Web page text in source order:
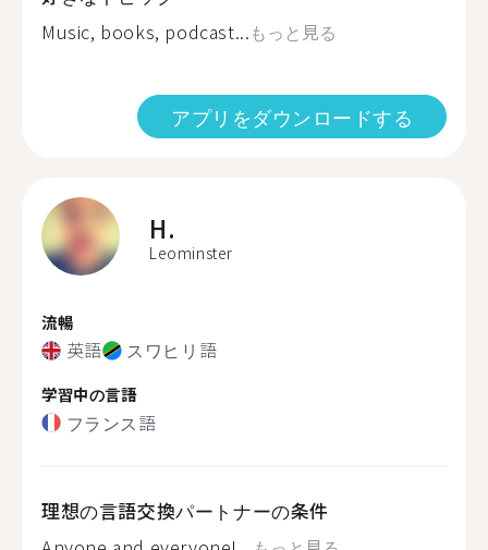
Music, books, podcast...もっと見る
アプリをダウンロードする
H.
Leominster
流暢
英語 スワヒリ語
学習中の言語
フランス語
理想の言語交換パートナーの条件